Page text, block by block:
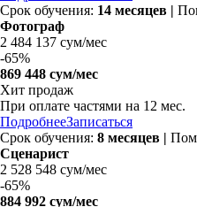
Срок обучения: 14 месяцев |
Фотограф
2 484 137 сум/мес
-65%
869 448 сум/мес
Хит продаж
При оплате частями на 12 мес.
ПодробнееЗаписаться
Срок обучения: 8 месяцев |
Сценарист
2 528 548 сум/мес
-65%
884 992 сум/мес